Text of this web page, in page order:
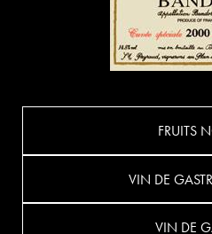
FRUITS
VIN DE
VIN DE